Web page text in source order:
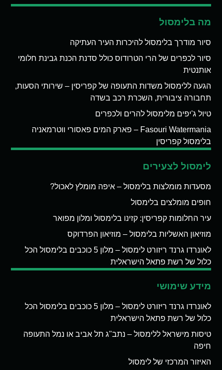
מה בלימסול
סיור מודרך בלימסול להיכרות העיר העתיקה
סיור לכפרים של הרי הטרודוס כולל סדנת הכנת גבינת חלומי
אותנטית
הגעה ללימסול משדות התעופה של קפריסין – שירותי הסעות,
תחבורה ציבורית, השכרת רכב בשדה
טיול ג'יפים מלימסול להרים ולכפרים
Fasouri Watermania – פארק המים פאסורי ווטרמאניה
בלימסול קפריסין
לימסול לצעירים
מסעדות מומלצות בלימסול – איפה מומלץ לאכול?
חופים מומלצים בלימסול
עיר החלומות קפריסין: קזינו בלימסול ומלון מפואר
מוזיאון האשליות בלימסול – מוזיאון הפרדוקס
לאונרדו גרנד ריזורט לימסול – מלון 5 כוכבים בלימסול הכל
כלול של רשת פתאל הישראלית
מידע שימושי
לאונרדו גרנד ריזורט לימסול – מלון 5 כוכבים בלימסול הכל
כלול של רשת פתאל הישראלית
טיסות מישראל ללימסול – נתב"ג תל אביב או נמל התעופה
חיפה
האיזור המרכזי של לימסול